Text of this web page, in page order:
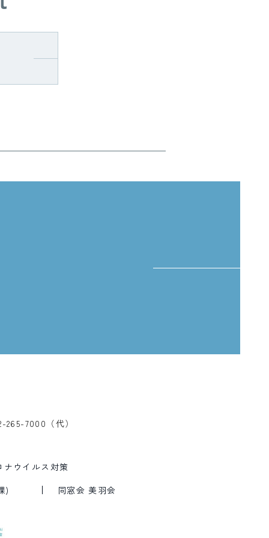
265-7000（代）
ナウイルス対策
)
同窓会 美羽会